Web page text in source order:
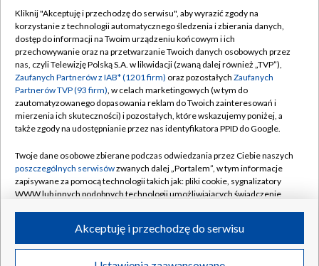
TVP
Abonament TVP
Emisja w TVP
Centrum informacji TVP
Naziemna Telewizja Cyfrowa
Rada Programowa
System NOS
Informacje o nadawcy
Program dla prasy
Regulamin TVP
Polityka prywatności
Moje zgody
Pomoc
Kontakt
Kanały
©2026 Telewizja Polska S.A. w likwidacji
Kliknij "Akceptuję i przechodzę do serwisu", aby wyrazić zgody na
korzystanie z technologii automatycznego śledzenia i zbierania danych,
dostęp do informacji na Twoim urządzeniu końcowym i ich
przechowywanie oraz na przetwarzanie Twoich danych osobowych przez
nas, czyli Telewizję Polską S.A. w likwidacji (zwaną dalej również „TVP”),
Zaufanych Partnerów z IAB* (1201 firm) oraz pozostałych Zaufanych
Partnerów TVP (93 firm), w celach marketingowych (w tym do
zautomatyzowanego dopasowania reklam do Twoich zainteresowań i
mierzenia ich skuteczności) i pozostałych, które wskazujemy poniżej, a
także zgody na udostępnianie przez nas identyfikatora PPID do Google.
Twoje dane osobowe zbierane podczas odwiedzania przez Ciebie naszych
poszczególnych serwisówzwanych dalej „Portalem”, w tym informacje
zapisywane za pomocą technologii takich jak: pliki cookie, sygnalizatory
WWW lub innych podobnych technologii umożliwiających świadczenie
ruchu w Internecie.
Twoje dane osobowe zbierane podczas odwiedzania przez Ciebie
Akceptuję i przechodzę do serwisu